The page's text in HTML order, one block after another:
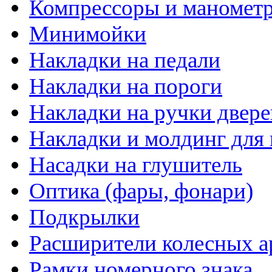
Компрессоры и
Минимойки
Накладки на педали
Накладки на пороги
Накладки на ручки
Накладки и молдинг для
Насадки на глушитель
Оптика (фары, фонари)
Подкрылки
Расширители колесных